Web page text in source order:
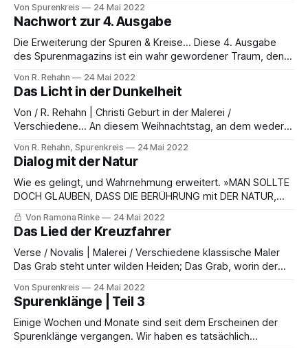
so sehr inhaltlich, aber vor allem ästhetisch & konzeptionell.
Inwieweit ist noch nicht entschieden. Ein anderes, einzelnes
Magazinprojekt, ist in der Vorbereitung. Wie bereits
erwähnt,
Von Spurenkreis 24 Mai 2022
Nachwort zur 4. Ausgabe
Die Erweiterung der Spuren & Kreise... Diese 4. Ausgabe
des Spurenmagazins ist ein wahr gewordener Traum, denn
Werk unterschiedlicher Künstler und selbst wenn meine
Texte, Handschrift und Beteiligung weiterhin spürbar sind,
nimmt sie ab und ich kann verstärkt als Herausgeber
fungieren.
Von R. Rehahn 24 Mai 2022
Das Licht in der Dunkelheit
Von / R. Rehahn | Christi Geburt in der Malerei /
Verschiedene… An diesem Weihnachtstag, an dem weder
der Besuch in der Kirche auf mich warten, die Familie nicht
unmittelbar bei mir ist, scheint es mir schwer zu fallen, auch
nur einen Gedanken an dieses
Von R. Rehahn, Spurenkreis 24 Mai 2022
Dialog mit der Natur
Wie es gelingt, und Wahrnehmung erweitert. »MAN SOLLTE
DOCH GLAUBEN, DASS DIE BERÜHRUNG mit DER NATUR,
DIESEM UNMITTELBAREN AUSDRUCK DER SCHÖNHEIT UND
Güte, ALLES Böse IM MENSCHLICHEN HERZEN
Verschwinden LASSEN müsse.« — LEO TOLSTOI Text und
Photographien / Ramona Rinke | Titelphotographie /
Christoph (U) Der nachfolgende Beitrag ist meine Antwort
Von Ramona Rinke 24 Mai 2022
Das Lied der Kreuzfahrer
Verse / Novalis | Malerei / Verschiedene klassische Maler
Das Grab steht unter wilden Heiden; Das Grab, worin der
entheiligt jeden Tag. Es klagt heraus mit dumpfer Stimme:
Wer rettet mich vor dieser Stimme! Wo bleiben seine
Heldenjünger? Verschwunden ist die Christenheit! Wer ist
Von Spurenkreis 24 Mai 2022
Spurenklänge | Teil 3
Einige Wochen und Monate sind seit dem Erscheinen der
Spurenklänge vergangen. Wir haben es tatsächlich